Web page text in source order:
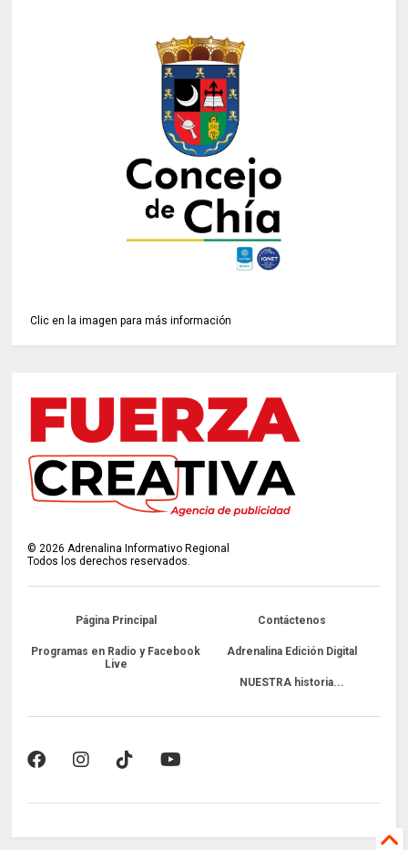
Clic en la imagen para más información
©2026 Adrenalina Informativo Regional
Todos los derechos reservados.
Página Principal Contáctenos
Programas en Radio y Facebook
Live
Adrenalina Edición Digital
NUESTRA historia...